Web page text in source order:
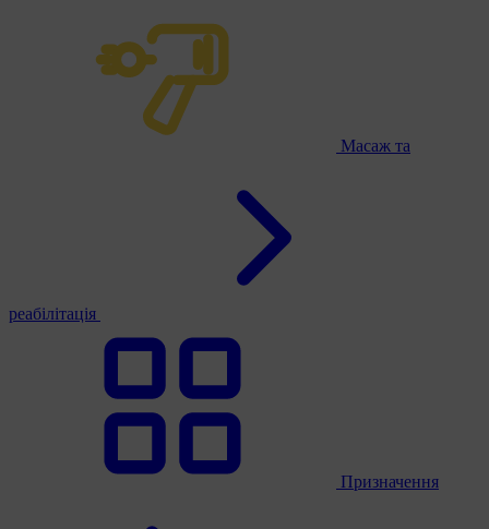
Масаж та
реабілітація
Призначення